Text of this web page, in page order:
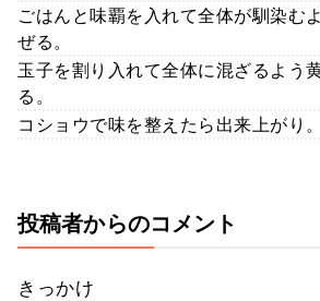
ごはんと味覇を入れて全体が馴染む
ぜる。
玉子を割り入れて全体に混ざるよう
る。
コショウで味を整えたら出来上がり。
投稿者からのコメント
きっかけ